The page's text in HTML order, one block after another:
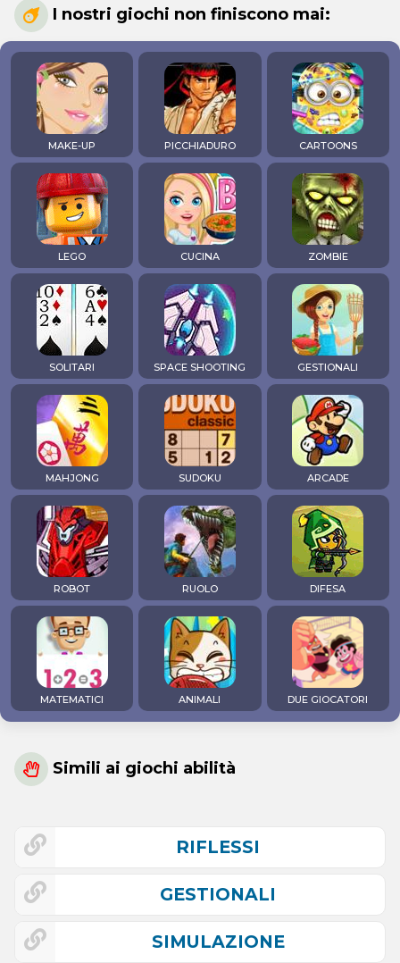
I nostri giochi non finiscono mai:
MAKE-UP PICCHIADURO CARTOONS
LEGO CUCINA ZOMBIE
SOLITARI SPACE SHOOTING GESTIONALI
MAHJONG SUDOKU ARCADE
ROBOT RUOLO DIFESA
MATEMATICI ANIMALI DUE GIOCATORI
Simili ai giochi abilità
RIFLESSI
GESTIONALI
SIMULAZIONE